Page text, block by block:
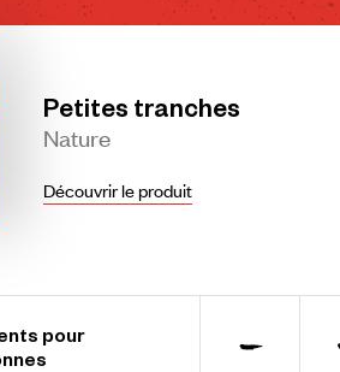
Petites tranches
Nature
Découvrir le produit
pour
s -